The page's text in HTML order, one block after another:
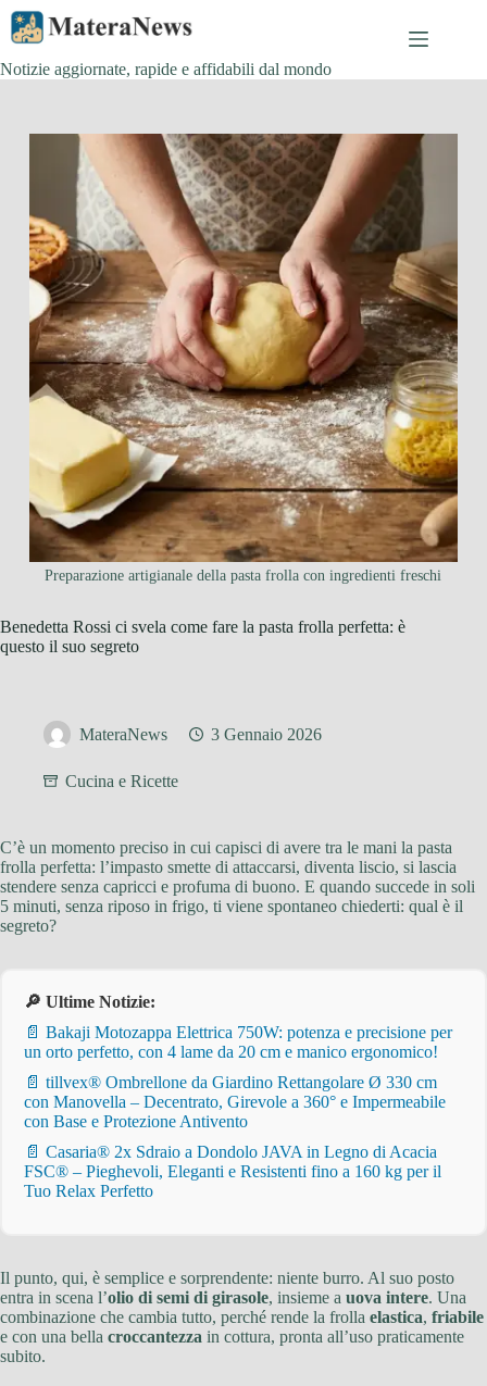
Salta
contenuto
Notizie aggiornate, rapide e affidabili dal mondo
Preparazione artigianale della pasta frolla con ingredienti freschi
Benedetta Rossi ci svela come fare la pasta frolla perfetta: è
questo il suo segreto
MateraNews 3 Gennaio 2026
Cucina e Ricette
C’è un momento preciso in cui capisci di avere tra le mani la pasta
frolla perfetta: l’impasto smette di attaccarsi, diventa liscio, si lascia
stendere senza capricci e profuma di buono. E quando succede in soli
5 minuti, senza riposo in frigo, ti viene spontaneo chiederti: qual è il
segreto?
🔎 Ultime Notizie:
📄 Bakaji Motozappa Elettrica 750W: potenza e precisione per
un orto perfetto, con 4 lame da 20 cm e manico ergonomico!
📄 tillvex® Ombrellone da Giardino Rettangolare Ø 330 cm
con Manovella – Decentrato, Girevole a 360° e Impermeabile
con Base e Protezione Antivento
📄 Casaria® 2x Sdraio a Dondolo JAVA in Legno di Acacia
FSC® – Pieghevoli, Eleganti e Resistenti fino a 160 kg per il
Tuo Relax Perfetto
Il punto, qui, è semplice e sorprendente: niente burro. Al suo posto
entra in scena l’olio di semi di girasole, insieme a uova intere. Una
combinazione che cambia tutto, perché rende la frolla elastica, friabile
e con una bella croccantezza in cottura, pronta all’uso praticamente
subito.